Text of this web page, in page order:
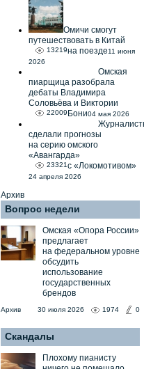
Омичи смогут
путешествовать в Китай
на поезде
13219
11 июня
2026
Омская
пиарщица разобрала
дебаты Владимира
Соловьёва и Виктории
Бони
22009 04 мая 2026
сделали прогнозы
на серию омского
«Авангарда»
с «Локомотивом»
23321
24 апреля 2026
Архив
Вопрос недели
Омская «Опора России»
предлагает
на федеральном уровне
обсудить
использование
государственных
брендов
Архив 30 июля 2026 1974 0
Скандалы
Плохому пианисту